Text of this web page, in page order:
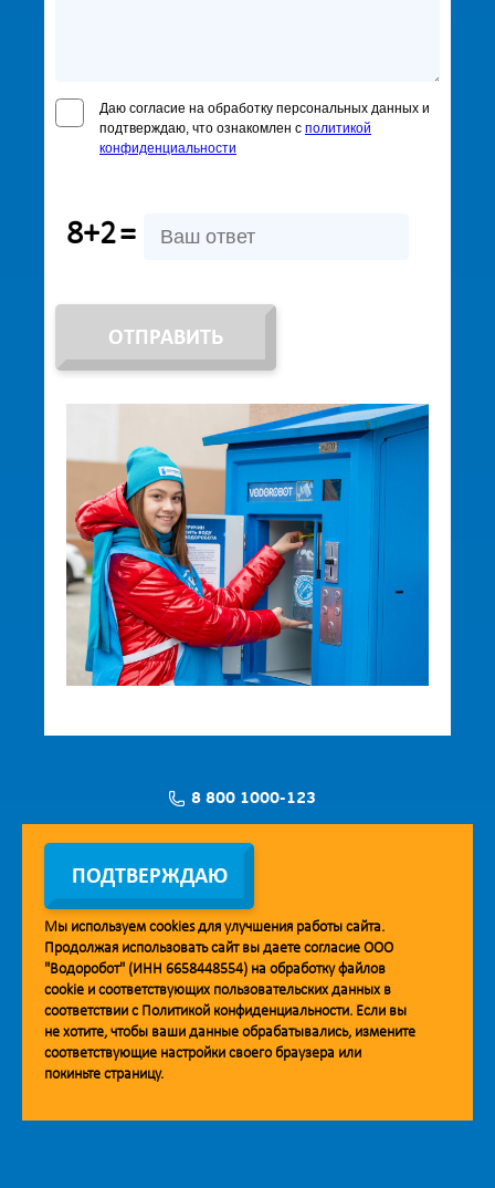
Даю согласие на обработку персональных данных и
подтверждаю, что ознакомлен с политикой
конфиденциальности
8+2=
ОТПРАВИТЬ
8 800 1000-123
Заявка на установку
Мобильное приложение Vodorobot
ПОДТВЕРЖДАЮ
Мы используем cookiesдля улучшения работы сайта.
Продолжая использовать сайт вы даете согласие ООО
"Водоробот" (ИНН 6658448554) на обработку файлов
cookie и соответствующих пользовательских данных в
соответствии с Политикой конфиденциальности. Если вы
не хотите, чтобы ваши данные обрабатывались, измените
соответствующие настройки своего браузера или
покиньте страницу.